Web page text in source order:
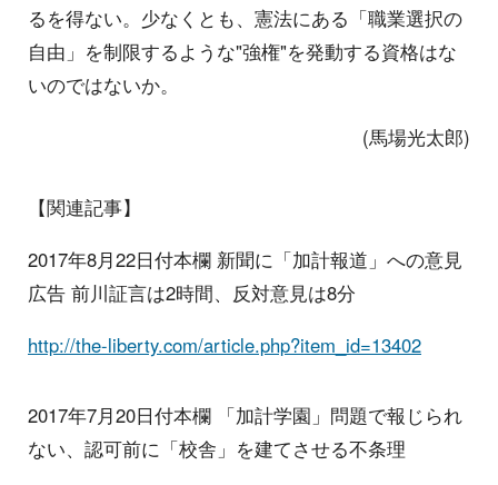
るを得ない。少なくとも、憲法にある「職業選択の
自由」を制限するような"強権"を発動する資格はな
いのではないか。
(馬場光太郎)
【関連記事】
2017年8月22日付本欄 新聞に「加計報道」への意見
広告 前川証言は2時間、反対意見は8分
http://the-liberty.com/article.php?item_id=13402
2017年7月20日付本欄 「加計学園」問題で報じられ
ない、認可前に「校舎」を建てさせる不条理